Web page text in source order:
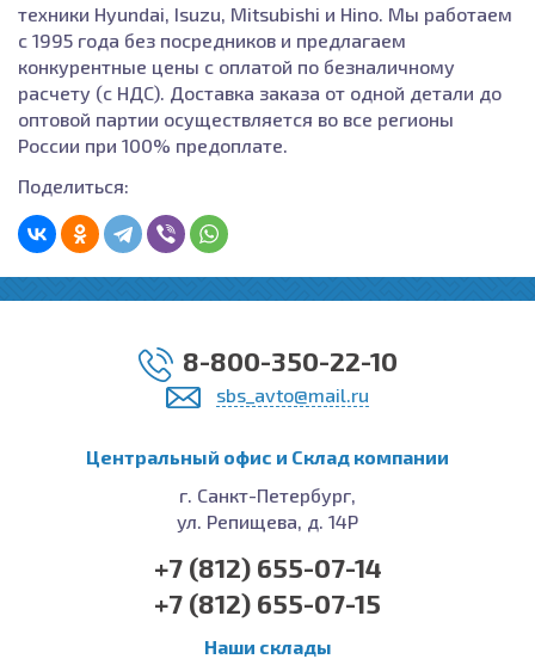
техники Hyundai, Isuzu, Mitsubishi и Hino. Мы работаем
с 1995 года без посредников и предлагаем
конкурентные цены с оплатой по безналичному
расчету (с НДС). Доставка заказа от одной детали до
оптовой партии осуществляется во все регионы
России при 100% предоплате.
Поделиться:
8-800-350-22-10
sbs_avto@mail.ru
Центральный офис и Cклад компании
г. Санкт-Петербург,
ул. Репищева, д. 14Р
+7 (812) 655-07-14
+7 (812) 655-07-15
Наши склады